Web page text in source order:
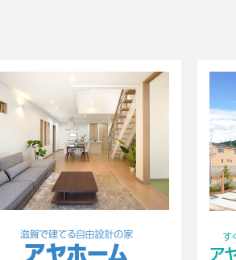
顧客動向分析もしくは商品開発等の調査
別できない統計データとしての利用となり
個人情報の収集にあたっては適法かつ公
明示した利用目的の範囲内で利用します
ません。
情報・サービスの提供は、お客様からのお申
●個人情報の提供
お客様に明示した利用目的を達成する為に